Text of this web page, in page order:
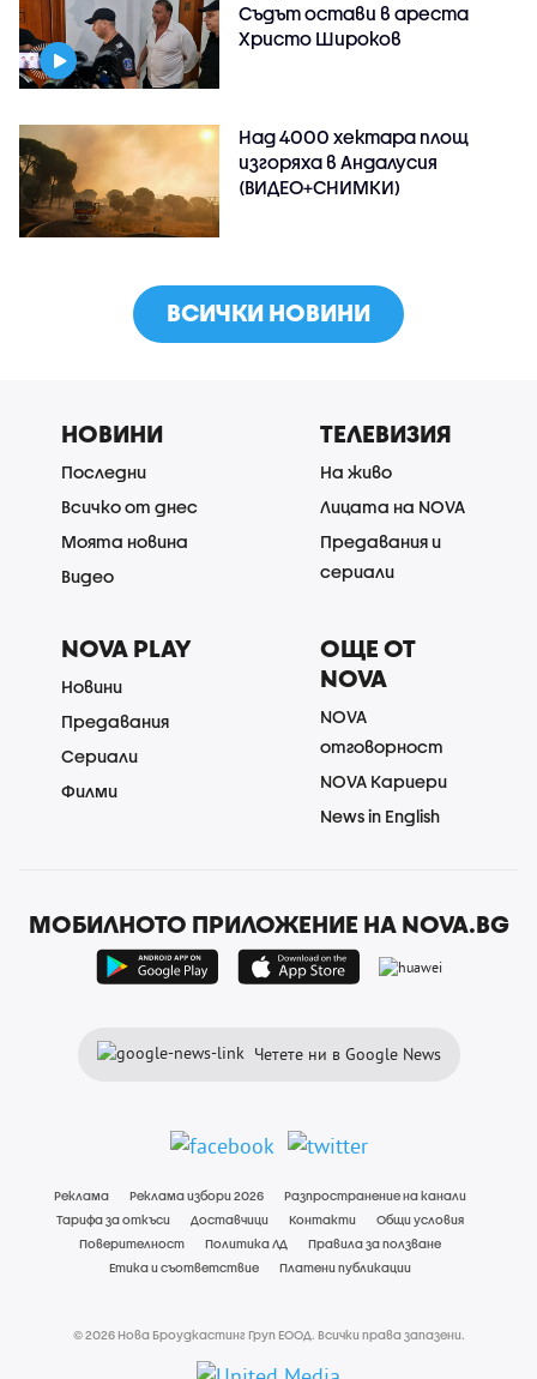
Съдът остави в ареста
Христо Широков
Над 4000 хектара площ
изгоряха в Андалусия
(ВИДЕО+СНИМКИ)
ВСИЧКИ НОВИНИ
НОВИНИ
Последни
Всичко от днес
Моята новина
Видео
ТЕЛЕВИЗИЯ
На живо
Лицата на NOVA
Предавания и
сериали
NOVA PLAY
Новини
Предавания
Сериали
Филми
ОЩЕ ОТ
NOVA
NOVA
отговорност
NOVA Кариери
News in English
МОБИЛНОТО ПРИЛОЖЕНИЕ НА NOVA.BG
Четете ни в Google News
Реклама Реклама избори 2026
Разпространение на канали
Тарифа за откъси
Доставчици Контакти
Общи условия
Поверителност
Политика ЛД
Правила за ползване
Етика и съответствие
Платени публикации
© 2026 Нова Броудкастинг Груп ЕООД. Всички права запазени.